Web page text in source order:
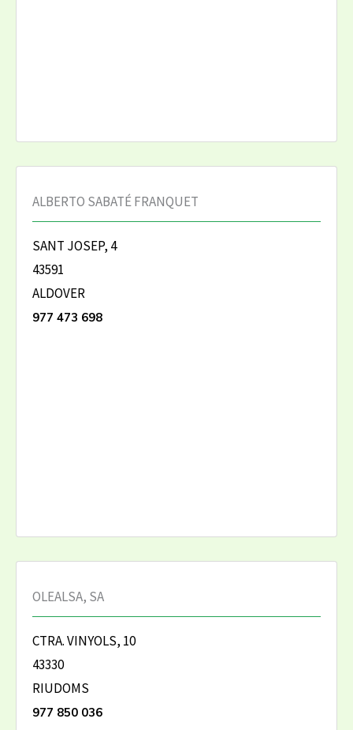
ALBERTO SABATÉ FRANQUET
SANT JOSEP, 4
43591
ALDOVER
977 473 698
OLEALSA, SA
CTRA. VINYOLS, 10
43330
RIUDOMS
977 850 036